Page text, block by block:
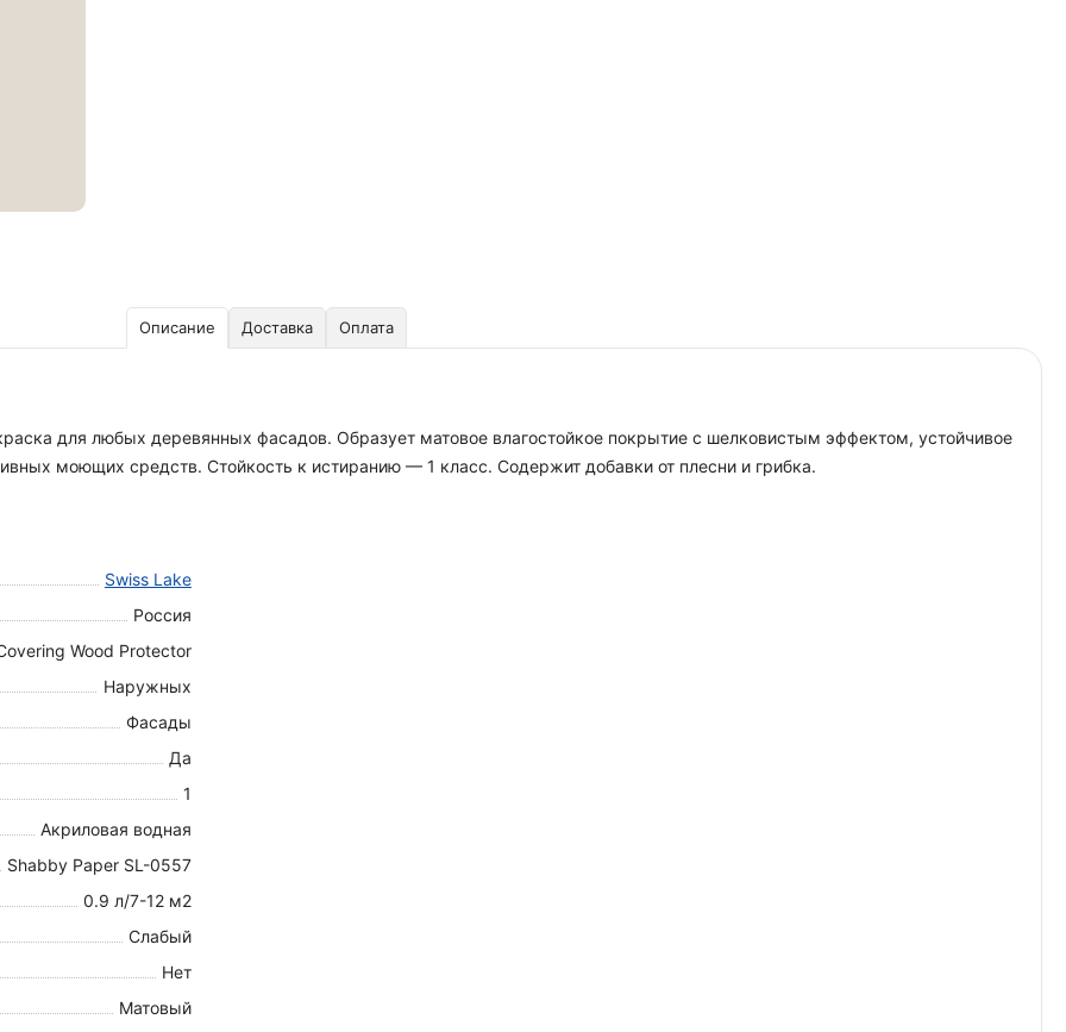
Описание Доставка Оплата
для любых деревянных фасадов. Образует матовое влагостойкое покрытие с шелковистым эффектом, устойчивое
моющих средств. Стойкость к истиранию — 1 класс. Содержит добавки от плесни и грибка.
Swiss Lake
Россия
Wood Protector
Наружных
Фасады
Да
1
Акриловая водная
Shabby Paper SL-0557
0.9 л/7-12 м2
Слабый
Нет
Матовый